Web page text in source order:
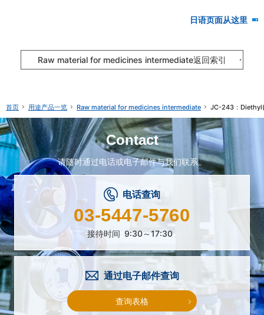
日语页面从这里
Raw material for medicines intermediate返回索引
首页 用途产品一览 Raw material for medicines intermediate JC-243：
Contact
请随时通过电话或电子邮件与我们联系。
电话查询
03-5447-5760
接待时间 9:30～17:30
通过电子邮件查询
查询表格